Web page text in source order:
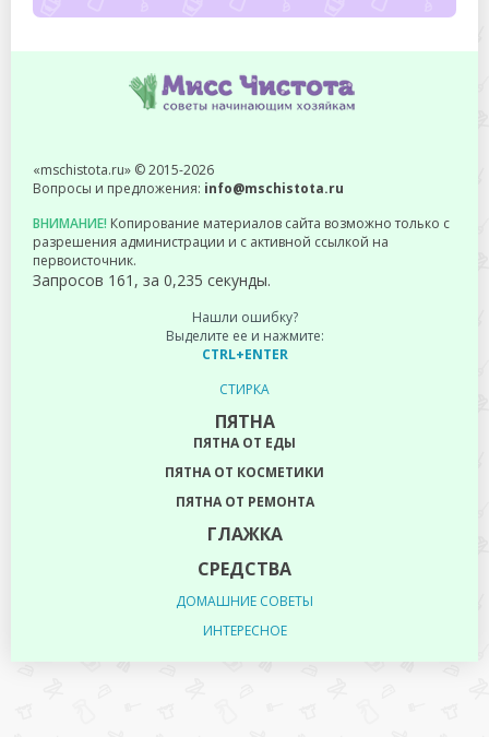
«mschistota.ru» © 2015-2026
Вопросы и предложения: info@mschistota.ru
ВНИМАНИЕ! Копирование материалов сайта возможно только с
разрешения администрации и с активной ссылкой на
первоисточник.
Запросов 161, за 0,235 секунды.
Нашли ошибку?
Выделите ее и нажмите:
CTRL+ENTER
СТИРКА
ПЯТНА
ПЯТНА ОТ ЕДЫ
ПЯТНА ОТ КОСМЕТИКИ
ПЯТНА ОТ РЕМОНТА
ГЛАЖКА
СРЕДСТВА
ДОМАШНИЕ СОВЕТЫ
ИНТЕРЕСНОЕ